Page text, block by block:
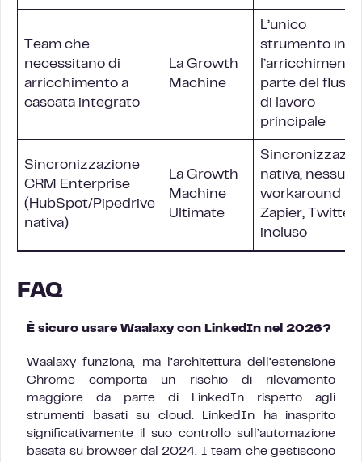
Team che
necessitano di
arricchimento a
cascata integrato
La Growth
Machine
L’unico
strumento in
l’arricchimento
parte del flusso
di lavoro
principale
Sincronizzazione
CRM Enterprise
(HubSpot/Pipedrive
nativa)
La Growth
Machine
Ultimate
nativa, nessun
workaround
Zapier,
incluso
FAQ
È sicuro usare Waalaxy con LinkedIn nel 2026?
Waalaxy funziona, ma l’architettura dell’estensione
Chrome comporta un rischio di rilevamento
maggiore da parte di LinkedIn rispetto agli
strumenti basati su cloud. LinkedIn ha inasprito
significativamente il suo controllo sull’automazione
basata su browser dal 2024. I team che gestiscono